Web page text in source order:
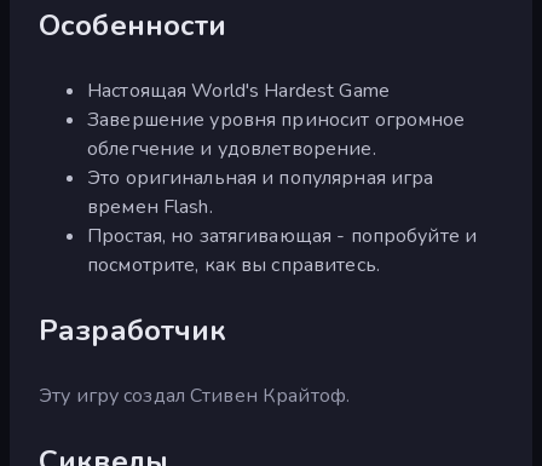
Особенности
Настоящая World's Hardest Game
Завершение уровня приносит огромное
облегчение и удовлетворение.
Это оригинальная и популярная игра
времен Flash.
Простая, но затягивающая - попробуйте и
посмотрите, как вы справитесь.
Разработчик
Эту игру создал Стивен Крайтоф.